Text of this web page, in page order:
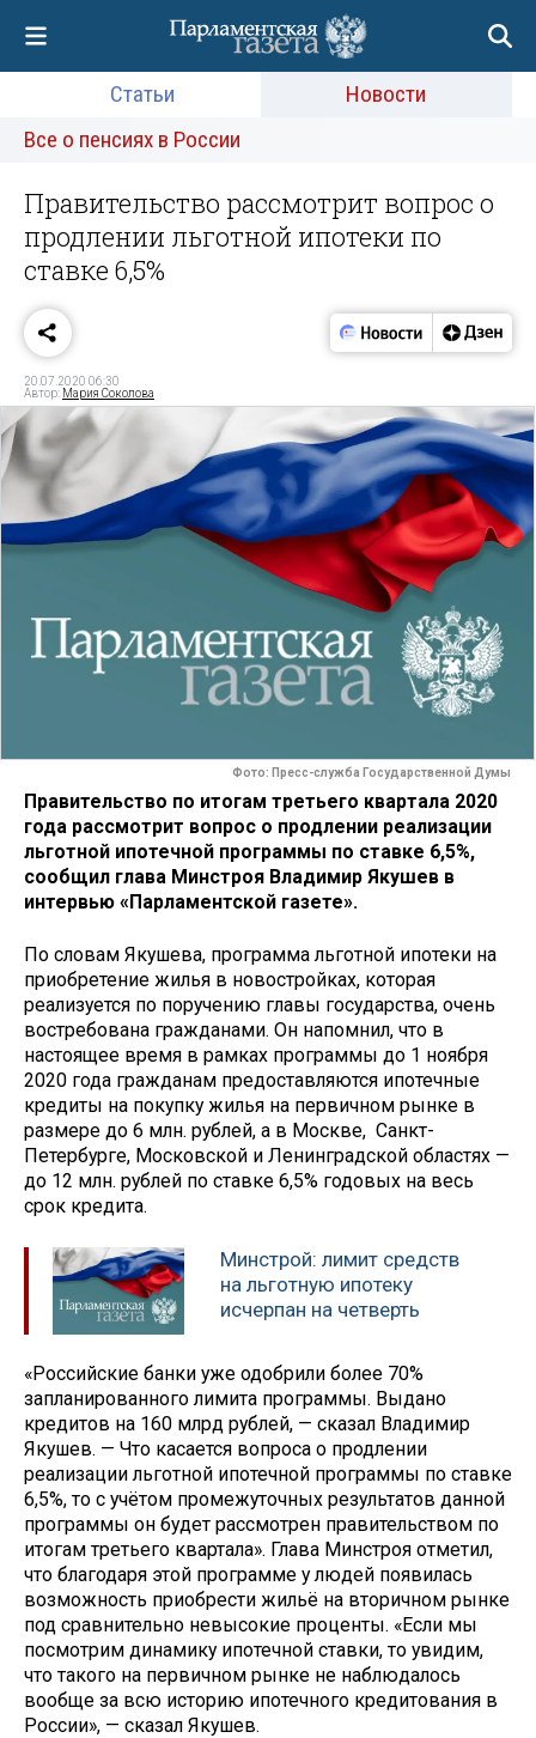
Статьи
Новости
Все о пенсиях в России
Правительство рассмотрит вопрос о
продлении льготной ипотеки по
ставке 6,5%
20.07.2020 06:30
Автор: Мария Соколова
Фото: Пресс-служба Государственной Думы
Правительство по итогам третьего квартала 2020
года рассмотрит вопрос о продлении реализации
льготной ипотечной программы по ставке 6,5%,
сообщил глава Минстроя Владимир Якушев в
интервью «Парламентской газете».
По словам Якушева, программа льготной ипотеки на
приобретение жилья в новостройках, которая
реализуется по поручению главы государства, очень
востребована гражданами. Он напомнил, что в
настоящее время в рамках программы до 1 ноября
2020 года гражданам предоставляются ипотечные
кредиты на покупку жилья на первичном рынке в
размере до 6 млн. рублей, а в Москве, Санкт-
Петербурге, Московской и Ленинградской областях —
до 12 млн. рублей по ставке 6,5% годовых на весь
срок кредита.
Минстрой: лимит средств
на льготную ипотеку
исчерпан на четверть
«Российские банки уже одобрили более 70%
запланированного лимита программы. Выдано
кредитов на 160 млрд рублей, — сказал Владимир
Якушев. — Что касается вопроса о продлении
реализации льготной ипотечной программы по ставке
6,5%, то с учётом промежуточных результатов данной
программы он будет рассмотрен правительством по
итогам третьего квартала». Глава Минстроя отметил,
что благодаря этой программе у людей появилась
возможность приобрести жильё на вторичном рынке
под сравнительно невысокие проценты. «Если мы
посмотрим динамику ипотечной ставки, то увидим,
что такого на первичном рынке не наблюдалось
вообще за всю историю ипотечного кредитования в
России», — сказал Якушев.